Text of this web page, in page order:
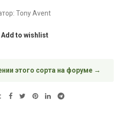
Tony Avent
Add to wishlist
этого сорта на форуме →